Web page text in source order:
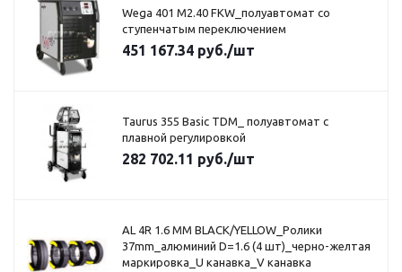
Wega 401 M2.40 FKW_полуавтомат со
ступенчатым переключением
451 167.34 руб./шт
Taurus 355 Basic TDM_ полуавтомат с
плавной регулировкой
282 702.11 руб./шт
AL 4R 1.6 MM BLACK/YELLOW_Ролики
37mm_алюминий D=1.6 (4 шт)_черно-желтая
маркировка_U канавка_V канавка